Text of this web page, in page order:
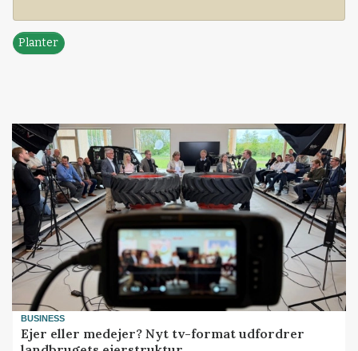
Planter
BUSINESS
Ejer eller medejer? Nyt tv-format udfordrer